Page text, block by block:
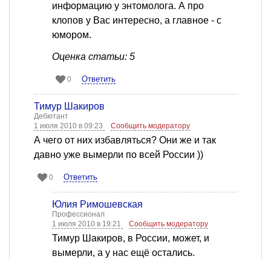
информацию у энтомолога. А про
клопов у Вас интересно, а главное - с
юмором.
Оценка статьи: 5
0 Ответить
Тимур Шакиров
Дебютант
1 июля 2010 в 09:23
Сообщить модератору
А чего от них избавляться? Они же и так
давно уже вымерли по всей России ))
0 Ответить
Юлия Римошевская
Профессионал
1 июля 2010 в 19:21
Сообщить модератору
Тимур Шакиров, в России, может, и
вымерли, а у нас ещё остались.